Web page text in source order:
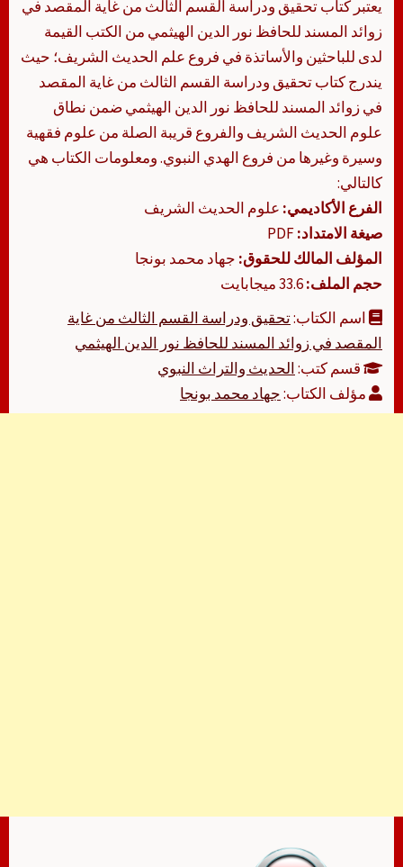
يعتبر كتاب تحقيق ودراسة القسم الثالث من غاية المقصد في
زوائد المسند للحافظ نور الدين الهيثمي من الكتب القيمة
لدى للباحثين والأساتذة في فروع علم الحديث الشريف؛ حيث
يندرج كتاب تحقيق ودراسة القسم الثالث من غاية المقصد
في زوائد المسند للحافظ نور الدين الهيثمي ضمن نطاق
علوم الحديث الشريف والفروع قريبة الصلة من علوم فقهية
وسيرة وغيرها من فروع الهدي النبوي. ومعلومات الكتاب هي
كالتالي:
الفرع الأكاديمي: علوم الحديث الشريف
صيغة الامتداد:
المؤلف المالك للحقوق: جهاد محمد بونجا
حجم الملف:
اسم الكتاب:تحقيق ودراسة القسم الثالث من غاية
المقصد في زوائد المسند للحافظ نور الدين الهيثمي
قسم كتب:الحديث والتراث النبوي
مؤلف الكتاب:جهاد محمد بونجا